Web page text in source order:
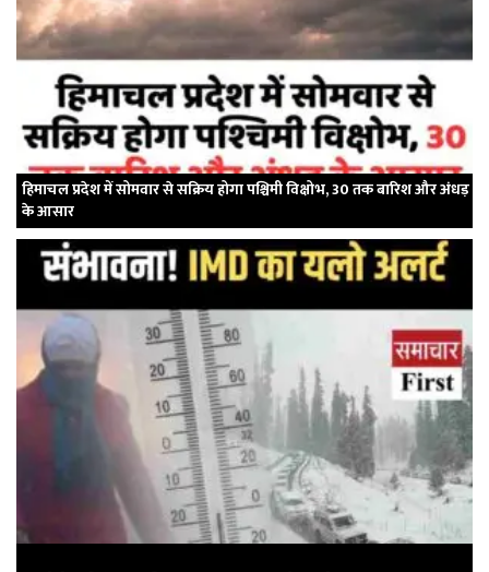
हिमाचल प्रदेश में सोमवार से सक्रिय होगा पश्चिमी विक्षोभ, 30 तक बारिश और अंधड़
के आसार